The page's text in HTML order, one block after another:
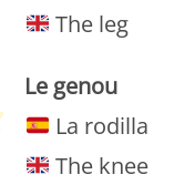
The leg
Le genou
La rodilla
The knee